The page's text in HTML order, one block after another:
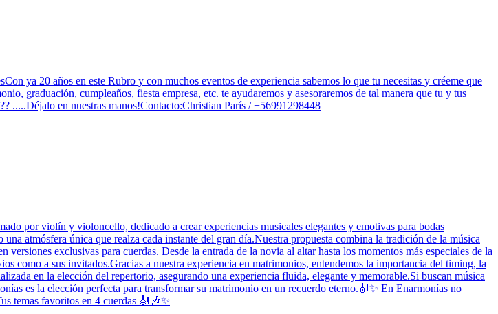
ya 20 años en este Rubro y con muchos eventos de experiencia sabemos lo que tu necesitas y créeme que
graduación, cumpleaños, fiesta empresa, etc. te ayudaremos y asesoraremos de tal manera que tu y tus
.....Déjalo en nuestras manos!Contacto:Christian París / +56991298448
por violín y violoncello, dedicado a crear experiencias musicales elegantes y emotivas para bodas
atmósfera única que realza cada instante del gran día.Nuestra propuesta combina la tradición de la música
exclusivas para cuerdas. Desde la entrada de la novia al altar hasta los momentos más especiales de la
como a sus invitados.Gracias a nuestra experiencia en matrimonios, entendemos la importancia del timing, la
en la elección del repertorio, asegurando una experiencia fluida, elegante y memorable.Si buscan música
es la elección perfecta para transformar su matrimonio en un recuerdo eterno.🎻✨ En Enarmonías no
temas favoritos en 4 cuerdas 🎻🎶✨